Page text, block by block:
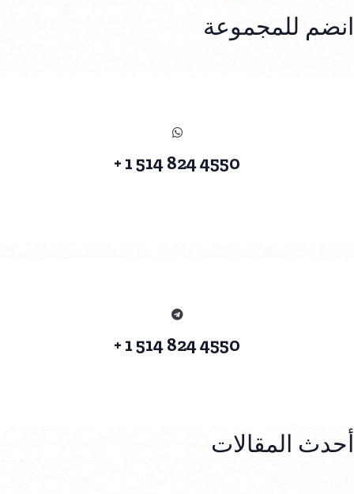
انضم للمجموعة
4550 824 514 1 +
4550 824 514 1 +
أحدث المقالات